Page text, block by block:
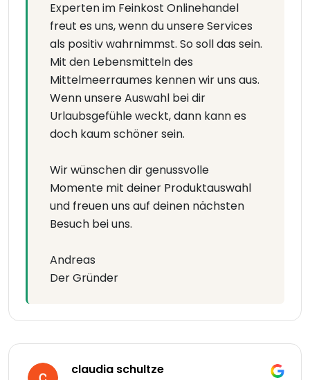
Experten im Feinkost Onlinehandel
freut es uns, wenn du unsere Services
als positiv wahrnimmst. So soll das sein.
Mit den Lebensmitteln des
Mittelmeerraumes kennen wir uns aus.
Wenn unsere Auswahl bei dir
Urlaubsgefühle weckt, dann kann es
doch kaum schöner sein.
Wir wünschen dir genussvolle
Momente mit deiner Produktauswahl
und freuen uns auf deinen nächsten
Besuch bei uns.
Andreas
Der Gründer
claudia schultze